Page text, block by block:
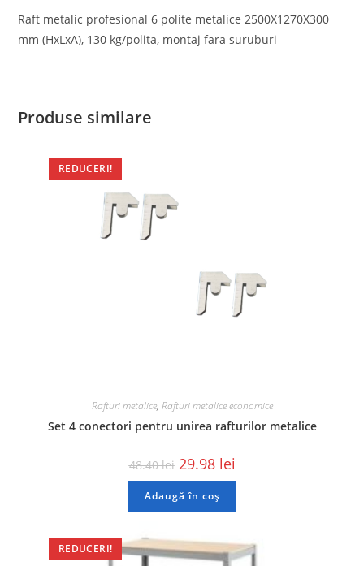
Raft metalic profesional 6 polite metalice 2500X1270X300
mm (HxLxA), 130 kg/polita, montaj fara suruburi
Produse similare
REDUCERI!
Rafturi metalice, Rafturi metalice economice
Set 4 conectori pentru unirea rafturilor metalice
48.40lei 29.98 lei
Adaugă în coș
REDUCERI!